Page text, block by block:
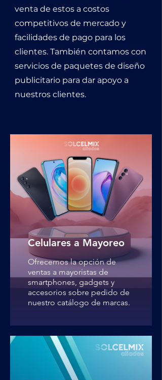
venta de estos a costos
competitivos de mercado y
facilidades de pago para los
clientes. También contamos con
servicios de paquetes de diseño
publicitario para dar apoyo a
nuestros clientes.
Celulares a Mayoreo
Ofrecemos la opción de
ventas a mayoristas de
smartphones, gadgets y
accesorios sobre pedido de
nuestro catálogo de marcas.